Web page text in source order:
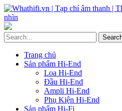
Trang chủ
Sản phẩm Hi-End
Loa Hi-End
Đầu Hi-End
Ampli Hi-End
Phụ Kiện Hi-End
Sản phẩm Hi-Fi